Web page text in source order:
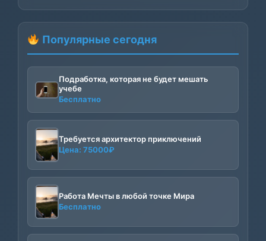
Популярные сегодня
Подработка, которая не будет мешать
учебе
Бесплатно
Требуется архитектор приключений
Цена: 75000₽
Работа Мечты в любой точке Мира
Бесплатно